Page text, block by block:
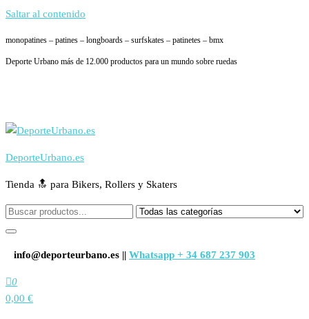
Saltar al contenido
monopatines – patines – longboards – surfskates – patinetes – bmx
Deporte Urbano más de 12.000 productos para un mundo sobre ruedas
DeporteUrbano.es
Tienda 🔝 para Bikers, Rollers y Skaters
info@deporteurbano.es || Whatsapp + 34 687 237 903
0
0,00 €